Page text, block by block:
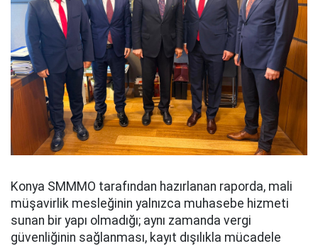
Konya SMMMO tarafından hazırlanan raporda, mali
müşavirlik mesleğinin yalnızca muhasebe hizmeti
sunan bir yapı olmadığı; aynı zamanda vergi
güvenliğinin sağlanması, kayıt dışılıkla mücadele